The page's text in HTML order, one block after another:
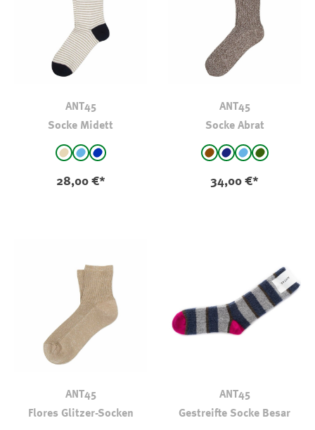
ANT45
Socke Midett
auswählen
beige - gestreift
(Diese Option ist zurzeit nicht verfügbar.)
hellblau - gestreift
blau - gestreift
28,00 €*
ANT45
Socke Abrat
Farbeauswählen
mittelbraun
NavyHellblaudkl oliv-
34,00 €*
ANT45
Flores Glitzer-Socken
ANT45
Gestreifte Socke Besar